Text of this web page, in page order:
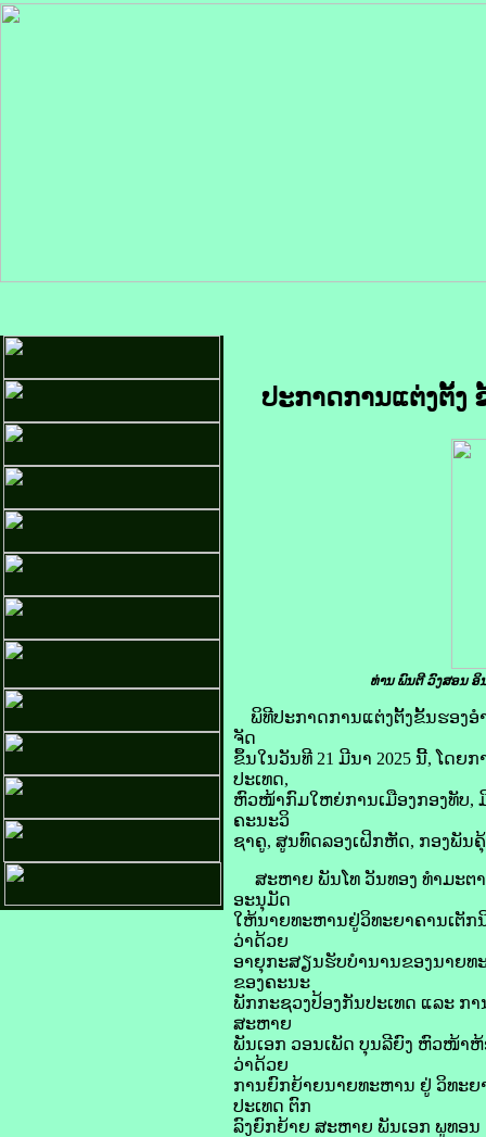
ປະກາດການແຕ່ງຕັ້ງ
ທ່ານ ພົນຕີ ວົງສອນ
ພິທີປະກາດການແຕ່ງຕັ້ງຂັ້ນຮອງ
ຈັດ
ຂຶ້ນໃນວັນທີ 21 ມີນາ 2025 ນີ້, ໂດ
ປະເທດ,
ຫົວໜ້າກົມໃຫຍ່ການເມືອງກອງທັບ,
ຄະນະວິ
ຊາຄູ, ສູນທົດລອງເຝິກຫັດ, ກອງພັ
ສະຫາຍ ພັນໂທ ວັນທອງ ທໍາມະຕ
ອະນຸມັດ
ໃຫ້ນາຍທະຫານຢູ່ວິທະຍາຄານເຕັ
ວ່າດ້ວຍ
ອາຍຸກະສຽນຮັບບໍານານຂອງນາຍທ
ຂອງຄະນະ
ພັກກະຊວງປ້ອງກັນປະເທດ ແລະ ກ
ສະຫາຍ
ພັນເອກ ວອນເພັດ ບຸນລີຍົງ ຫົວໜ້າ
ວ່າດ້ວຍ
ການຍົກຍ້າຍນາຍທະຫານ ຢູ່ ວິທະ
ປະເທດ ຕົກ
ລົງຍົກຍ້າຍ ສະຫາຍ ພັນເອກ ພູທອ